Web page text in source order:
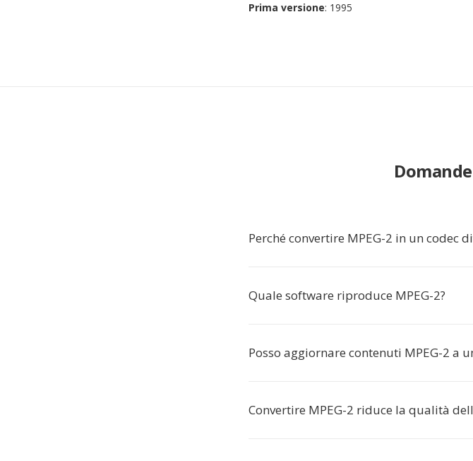
Prima versione: 1995
Perché convertire MPEG-2 in un codec
Quale software riproduce MPEG-2?
Posso aggiornare contenuti MPEG-2 a
Convertire MPEG-2 riduce la qualità